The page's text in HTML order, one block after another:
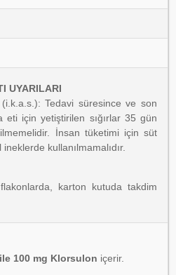
UYARILARI
(i.k.a.s.): Tedavi süresince ve son
eti için yetiştirilen sığırlar 35 gün
İnsan tüketimi için süt
kullanılmamalıdır.
karton kutuda takdim
100 mg Klorsulon içerir.